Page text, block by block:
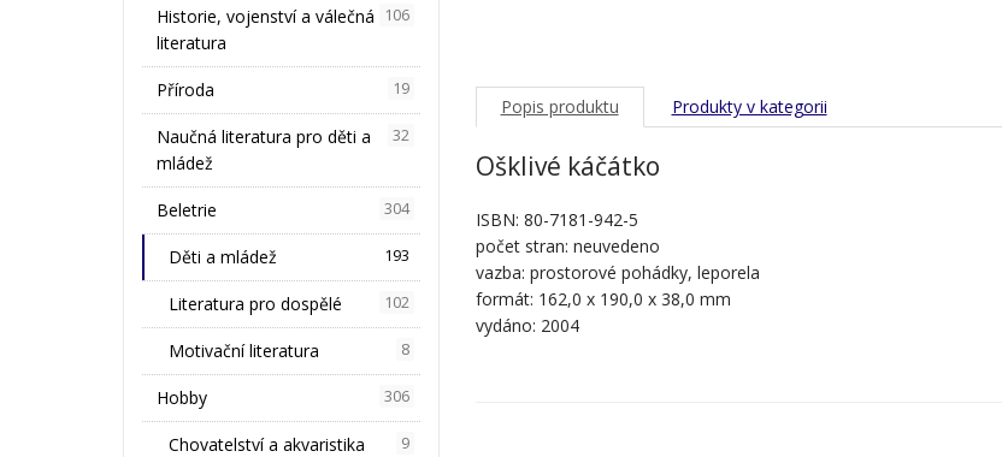
Popis produktu Produkty v kategorii
Ošklivé káčátko
ISBN: 80-7181-942-5
počet stran: neuvedeno
vazba: prostorové pohádky, leporela
formát: 162,0 x 190,0 x 38,0 mm
vydáno: 2004
Historie, vojenství a válečná
literatura
106
Příroda 19
Naučná literatura pro děti a
mládež
32
Beletrie 304
Děti a mládež 193
Literatura pro dospělé 102
Motivační literatura 8
Hobby 306
Chovatelství a akvaristika 9